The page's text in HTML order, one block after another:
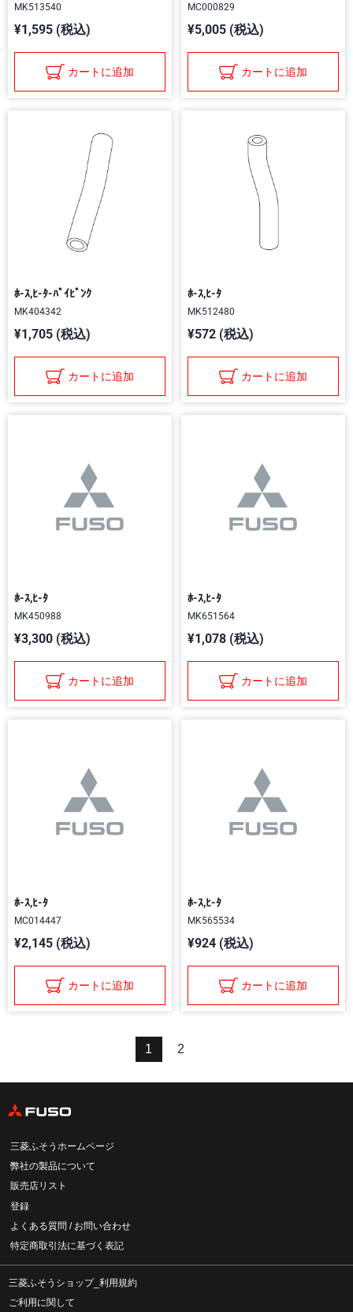
MK513540
¥1,595 (税込)
カートに追加
MC000829
¥5,005 (税込)
カートに追加
ﾎ-ｽ,ﾋ-ﾀ-ﾊﾟｲﾋﾟﾝｸ
MK404342
¥1,705 (税込)
カートに追加
ﾎ-ｽ,ﾋ-ﾀ
MK512480
¥572 (税込)
カートに追加
ﾎ-ｽ,ﾋ-ﾀ
MK450988
¥3,300 (税込)
カートに追加
ﾎ-ｽ,ﾋ-ﾀ
MK651564
¥1,078 (税込)
カートに追加
ﾎ-ｽ,ﾋ-ﾀ
MC014447
¥2,145 (税込)
カートに追加
ﾎ-ｽ,ﾋ-ﾀ
MK565534
¥924 (税込)
カートに追加
1 2
三菱ふそうホームページ
弊社の製品について
販売店リスト
登録
よくある質問 / お問い合わせ
特定商取引法に基づく表記
三菱ふそうショップ_利用規約
ご利用に関して